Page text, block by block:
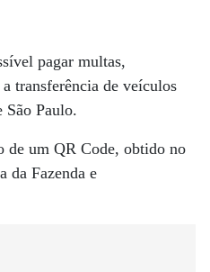
pagar multas,
transferência de veículos
São Paulo.
de um QR Code, obtido no
da Fazenda e